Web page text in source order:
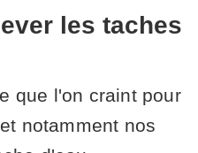
les taches
que l'on craint pour
notamment nos